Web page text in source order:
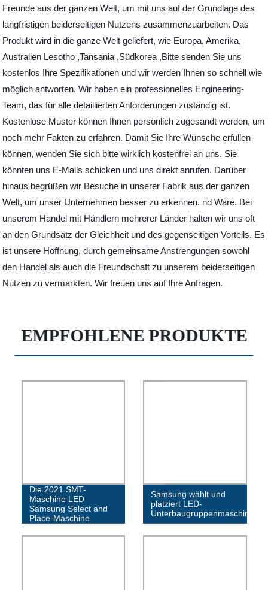
Freunde aus der ganzen Welt, um mit uns auf der Grundlage des
langfristigen beiderseitigen Nutzens zusammenzuarbeiten. Das
Produkt wird in die ganze Welt geliefert, wie Europa, Amerika,
Australien Lesotho ,Tansania ,Südkorea ,Bitte senden Sie uns
kostenlos Ihre Spezifikationen und wir werden Ihnen so schnell wie
möglich antworten. Wir haben ein professionelles Engineering-
Team, das für alle detaillierten Anforderungen zuständig ist.
Kostenlose Muster können Ihnen persönlich zugesandt werden, um
noch mehr Fakten zu erfahren. Damit Sie Ihre Wünsche erfüllen
können, wenden Sie sich bitte wirklich kostenfrei an uns. Sie
könnten uns E-Mails schicken und uns direkt anrufen. Darüber
hinaus begrüßen wir Besuche in unserer Fabrik aus der ganzen
Welt, um unser Unternehmen besser zu erkennen. nd Ware. Bei
unserem Handel mit Händlern mehrerer Länder halten wir uns oft
an den Grundsatz der Gleichheit und des gegenseitigen Vorteils. Es
ist unsere Hoffnung, durch gemeinsame Anstrengungen sowohl
den Handel als auch die Freundschaft zu unserem beiderseitigen
Nutzen zu vermarkten. Wir freuen uns auf Ihre Anfragen.
EMPFOHLENE PRODUKTE
Die 2021 SMT-
Maschine LED
Samsung Select and
Place-Maschine
Samsung wählt und
platziert LED-
Unterbaugruppenmaschine